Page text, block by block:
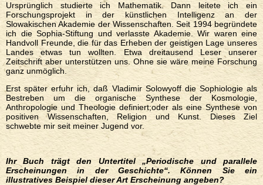
Ursprünglich studierte ich Mathematik. Dann leitete ich ein
Forschungsprojekt in der künstlichen Intelligenz an der
Slowakischen Akademie der Wissenschaften. Seit 1994 begründete
ich die Sophia-Stiftung und verlasste Akademie. Wir waren eine
Handvoll Freunde, die für das Erheben der geistigen Lage unseres
Landes etwas tun wollten. Etwa dreitausend Leser unserer
Zeitschrift aber unterstützen uns. Ohne sie wäre meine Forschung
ganz unmöglich.
Erst später erfuhr ich, daß Vladimir Solowyoff die Sophiologie als
Bestreben um die organische Synthese der Kosmologie,
Anthropologie und Theologie definiert;oder als eine Synthese von
positiven Wissenschaften, Religion und Kunst. Dieses Ziel
schwebte mir seit meiner Jugend vor.
Ihr Buch trägt den Untertitel„Periodische und parallele
Erscheinungen in der Geschichte“. Können Sie ein
illustratives Beispiel dieser Art Erscheinung angeben?